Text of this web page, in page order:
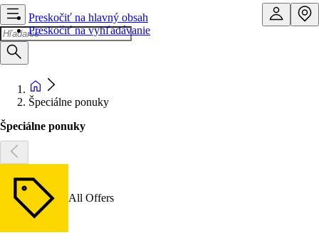
Preskočiť na hlavný obsah
Preskočiť na vyhľadávanie
Špeciálne ponuky
Špeciálne ponuky
All Offers